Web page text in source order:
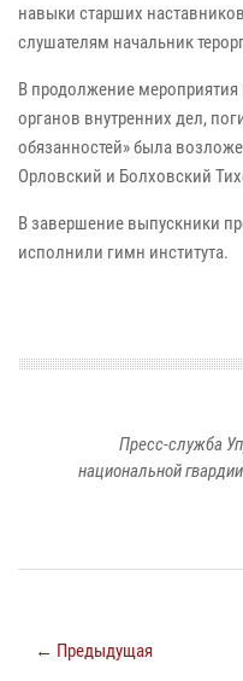
навыки старших
слушателям начальник
В продолжение мероприятия
органов внутренних дел,
обязанностей» была
Орловский и Болховский
В завершение выпускники
исполнили гимн института.
Пресс-служба
национальной
← Предыдущая